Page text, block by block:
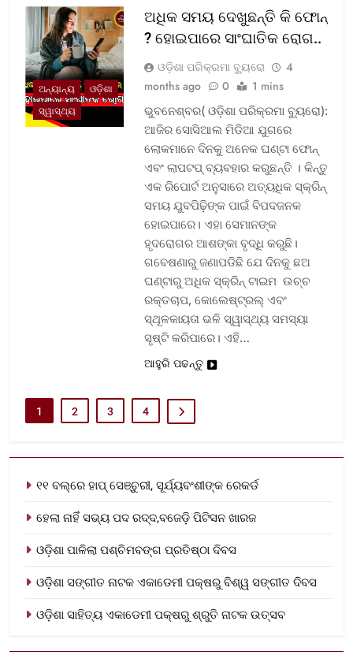
ଅନ୍ୟାନ୍ୟ
ଓଡ଼ିଶା
ସ୍ୱାସ୍ଥ୍ୟ
ଅଧିକ ସମୟ ଦେଖୁଛନ୍ତି କି ଫୋନ୍
? ହୋଇପାରେ ସାଂଘାତିକ ରୋଗ..
ଓଡ଼ିଶା ପରିକ୍ରମା ବ୍ୟୁରୋ
4
months ago
0 1 mins
ଭୁବନେଶ୍ବର( ଓଡ଼ିଶା ପରିକ୍ରମା ବ୍ୟୁରୋ):
ଆଜିର ସୋସିଆଲ ମିଡିଆ ଯୁଗରେ
ଲୋକମାନେ ଦିନକୁ ଅନେକ ଘଣ୍ଟା ଫୋନ୍
ଏବଂ ଲାପଟପ୍ ବ୍ୟବହାର କରୁଛନ୍ତି । କିନ୍ତୁ
ଏକ ରିପୋର୍ଟ ଅନୁସାରେ ଅତ୍ୟଧିକ ସ୍କ୍ରିନ୍
ସମୟ ଯୁବପିଢ଼ିଙ୍କ ପାଇଁ ବିପଦଜନକ
ହୋଇପାରେ। ଏହା ସେମାନଙ୍କ
ହୃଦରୋଗର ଆଶଙ୍କା ବୃଦ୍ଧି କରୁଛି।
ଗବେଷଣାରୁ ଜଣାପଡିଛି ଯେ ଦିନକୁ ଛଅ
ଘଣ୍ଟାରୁ ଅଧିକ ସ୍କ୍ରିନ୍ ଟାଇମ ଉଚ୍ଚ
ରକ୍ତଚାପ, କୋଲେଷ୍ଟ୍ରଲ୍ ଏବଂ
ସ୍ଥୂଳକାୟତା ଭଳି ସ୍ୱାସ୍ଥ୍ୟ ସମସ୍ୟା
ସୃଷ୍ଟି କରିପାରେ। ଏହି…
ଆହୁରି ପଢନ୍ତୁ
1 2 3 4
୧୧ ବଲ୍‌ରେ ହାପ୍ ସେଞ୍ଚୁରୀ, ସୂର୍ଯ୍ୟବଂଶୀଙ୍କ ରେକର୍ଡ
ହେଲା ନାହିଁ ସଭ୍ୟ ପଦ ରଦ୍ଦ,ବଜେଡ଼ି ପିଟିସନ ଖାରଜ
ଓଡ଼ିଶା ପାଳିଲା ପଶ୍ଚିମବଙ୍ଗ ପ୍ରତିଷ୍ଠା ଦିବସ
ଓଡ଼ିଶା ସଙ୍ଗୀତ ନାଟକ ଏକାଡେମୀ ପକ୍ଷରୁ ବିଶ୍ୱ ସଙ୍ଗୀତ ଦିବସ
ଓଡ଼ିଶା ସାହିତ୍ୟ ଏକାଡେମୀ ପକ୍ଷରୁ ଶ୍ରୁତି ନାଟକ ଉତ୍ସବ